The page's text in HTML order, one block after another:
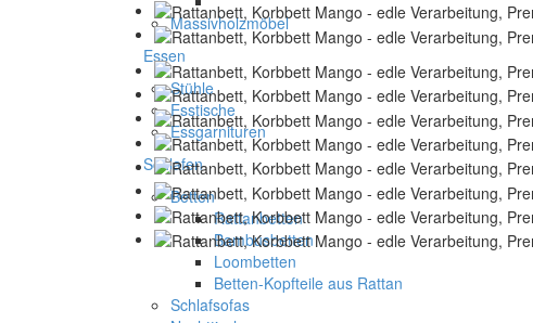
Massivholzmöbel
Essen
Stühle
Esstische
Essgarnituren
Schlafen
Betten
Rattanbetten
Bambusbetten
Loombetten
Betten-Kopfteile aus Rattan
Schlafsofas